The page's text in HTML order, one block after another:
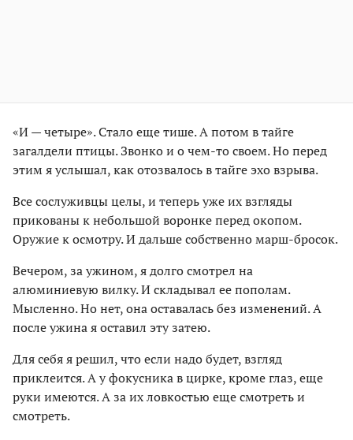
«И — четыре». Стало еще тише. А потом в тайге
загалдели птицы. Звонко и о чем-то своем. Но перед
этим я услышал, как отозвалось в тайге эхо взрыва.
Все сослуживцы целы, и теперь уже их взгляды
прикованы к небольшой воронке перед окопом.
Оружие к осмотру. И дальше собственно марш-бросок.
Вечером, за ужином, я долго смотрел на
алюминиевую вилку. И складывал ее пополам.
Мысленно. Но нет, она оставалась без изменений. А
после ужина я оставил эту затею.
Для себя я решил, что если надо будет, взгляд
приклеится. А у фокусника в цирке, кроме глаз, еще
руки имеются. А за их ловкостью еще смотреть и
смотреть.